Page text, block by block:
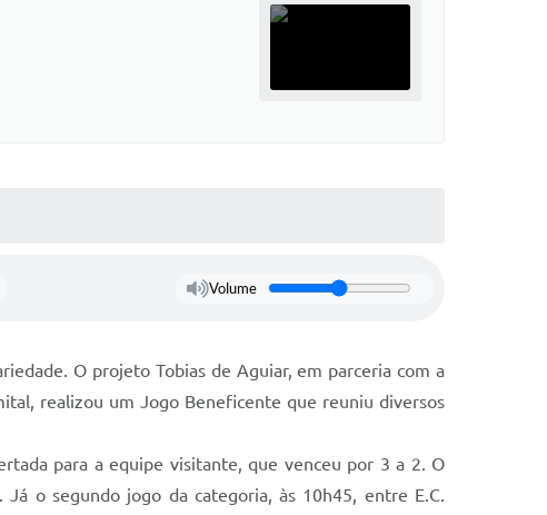
Volume
O projeto Tobias de Aguiar, em parceria com a
realizou um Jogo Beneficente que reuniu diversos
para a equipe visitante, que venceu por 3 a 2. O
o segundo jogo da categoria, às 10h45, entre E.C.